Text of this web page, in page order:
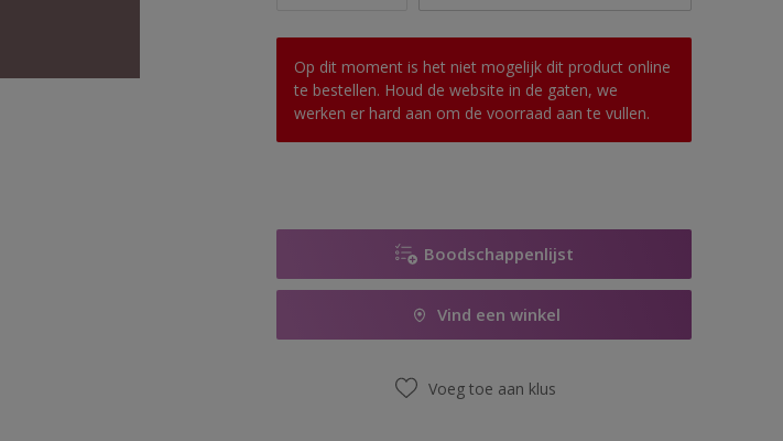
Op dit moment is het niet mogelijk dit product online
te bestellen. Houd de website in de gaten, we
werken er hard aan om de voorraad aan te vullen.
Boodschappenlijst
Vind een winkel
Voeg toe aan klus